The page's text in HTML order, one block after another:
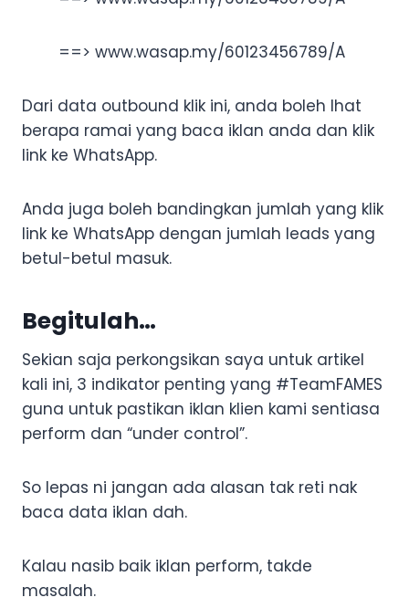
==> www.wasap.my/60123456789/A
Dari data outbound klik ini, anda boleh lhat
berapa ramai yang baca iklan anda dan klik
link ke WhatsApp.
Anda juga boleh bandingkan jumlah yang klik
link ke WhatsApp dengan jumlah leads yang
betul-betul masuk.
Begitulah…
Sekian saja perkongsikan saya untuk artikel
kali ini, 3 indikator penting yang #TeamFAMES
guna untuk pastikan iklan klien kami sentiasa
perform dan “under control”.
So lepas ni jangan ada alasan tak reti nak
baca data iklan dah.
Kalau nasib baik iklan perform, takde
masalah.